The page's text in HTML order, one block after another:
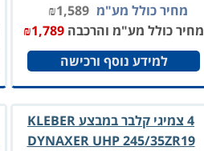
מחיר כולל מע"מ ₪1,589
מחיר כולל מע"מ והרכבה
₪1,789
למידע נוסף ורכישה
4 צמיגי קלבר במבצע KLEBER
DYNAXER UHP 245/35ZR19